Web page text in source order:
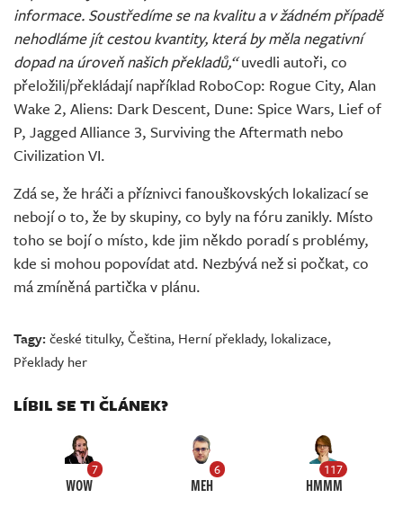
informace. Soustředíme se na kvalitu a v žádném případě
nehodláme jít cestou kvantity, která by měla negativní
dopad na úroveň našich překladů,“uvedli autoři, co
přeložili/překládají například RoboCop: Rogue City, Alan
Wake 2, Aliens: Dark Descent, Dune: Spice Wars, Lief of
P, Jagged Alliance 3, Surviving the Aftermath nebo
Civilization VI.
Zdá se, že hráči a příznivci fanouškovských lokalizací se
nebojí o to, že by skupiny, co byly na fóru zanikly. Místo
toho se bojí o místo, kde jim někdo poradí s problémy,
kde si mohou popovídat atd. Nezbývá než si počkat, co
má zmíněná partička v plánu.
Tagy:české titulky,Čeština, Herní překlady, lokalizace,
Překlady her
LÍBIL SE TI ČLÁNEK?
7
WOW
6
MEH
117
HMMM